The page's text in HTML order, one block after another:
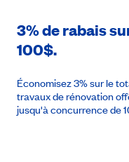
3% de rabais
100$.
Économisez 3% sur le
travaux de rénovation
jusqu'à concurrence de